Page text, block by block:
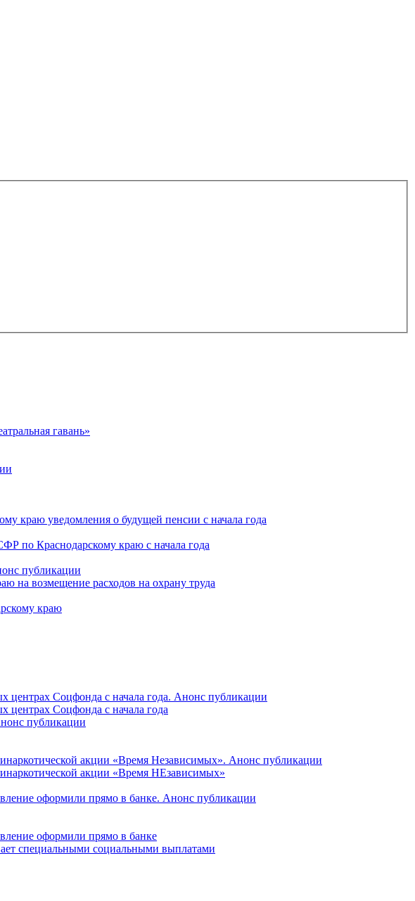
гавань»
краю уведомления о будущей пенсии с начала года
по Краснодарскому краю с начала года
публикации
на возмещение расходов на охрану труда
краю
центрах Соцфонда с начала года. Анонс публикации
центрах Соцфонда с начала года
публикации
акции «Время Независимых». Анонс публикации
акции «Время НЕзависимых»
оформили прямо в банке. Анонс публикации
оформили прямо в банке
специальными социальными выплатами